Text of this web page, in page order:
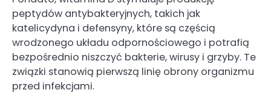
peptydów antybakteryjnych, takich jak
katelicydyna i defensyny, które są częścią
wrodzonego układu odpornościowego i potrafią
bezpośrednio niszczyć bakterie, wirusy i grzyby. Te
związki stanowią pierwszą linię obrony organizmu
przed infekcjami.